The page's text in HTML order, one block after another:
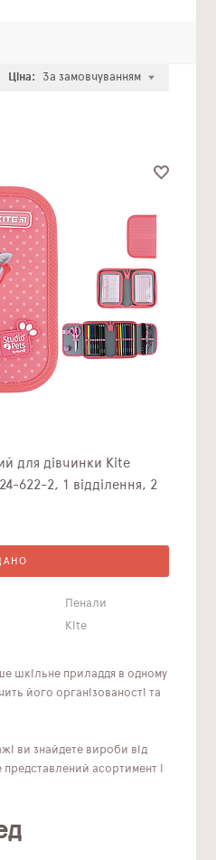
Ціна: За замовчуванням
для дівчинки Kite
622-2, 1 відділення, 2
Пенали
Kite
шкільне приладдя в одному
його організованості та
ви знайдете вироби від
асортимент і